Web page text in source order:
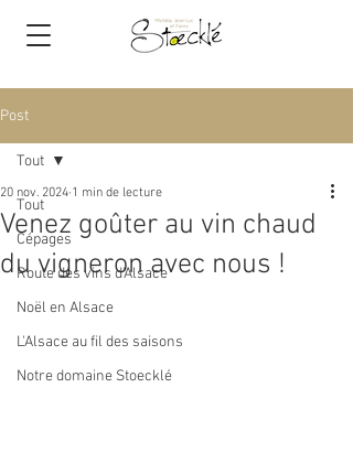
Post
Tout
Cépages
Route des vins d'Alsace
Noël en Alsace
L'Alsace au fil des saisons
Notre domaine Stoecklé
Tout
Venez goûter au vin chaud
du vigneron avec nous !
20 nov. 2024 1 min de lecture